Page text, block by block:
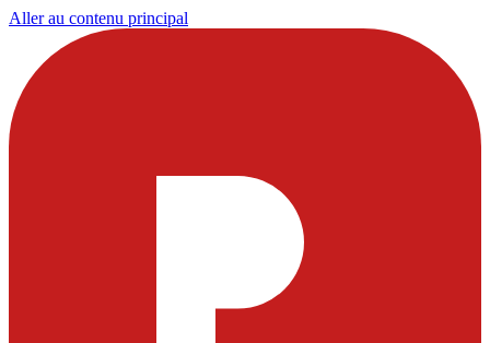
Aller au contenu principal